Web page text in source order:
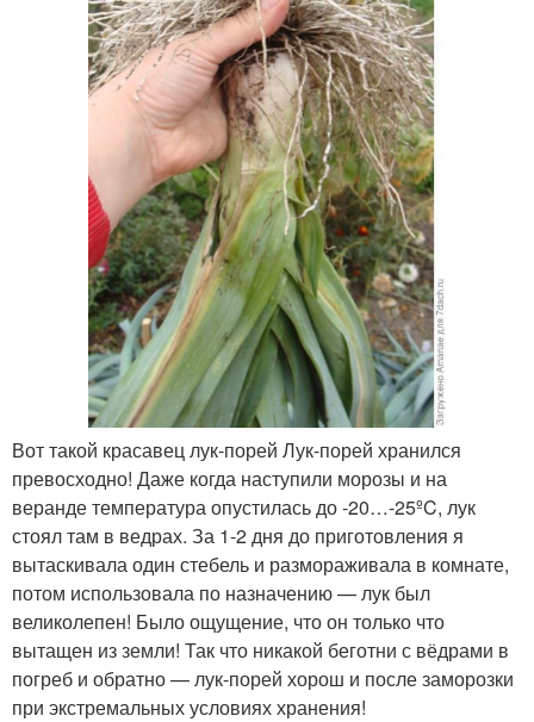
Вот такой красавец лук-порей Лук-порей хранился
превосходно! Даже когда наступили морозы и на
веранде температура опустилась до -20…-25ºC, лук
стоял там в ведрах. За 1-2 дня до приготовления я
вытаскивала один стебель и размораживала в комнате,
потом использовала по назначению — лук был
великолепен! Было ощущение, что он только что
вытащен из земли! Так что никакой беготни с вёдрами в
погреб и обратно — лук-порей хорош и после заморозки
при экстремальных условиях хранения!